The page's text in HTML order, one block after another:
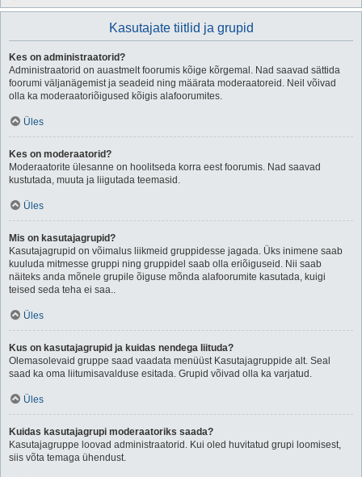
Kasutajate tiitlid ja grupid
Kes on administraatorid?
Administraatorid on auastmelt foorumis kõige kõrgemal. Nad saavad sättida
foorumi väljanägemist ja seadeid ning määrata moderaatoreid. Neil võivad
olla ka moderaatoriõigused kõigis alafoorumites.
Üles
Kes on moderaatorid?
Moderaatorite ülesanne on hoolitseda korra eest foorumis. Nad saavad
kustutada, muuta ja liigutada teemasid.
Üles
Mis on kasutajagrupid?
Kasutajagrupid on võimalus liikmeid gruppidesse jagada. Üks inimene saab
kuuluda mitmesse gruppi ning gruppidel saab olla eriõiguseid. Nii saab
näiteks anda mõnele grupile õiguse mõnda alafoorumite kasutada, kuigi
teised seda teha ei saa..
Üles
Kus on kasutajagrupid ja kuidas nendega liituda?
Olemasolevaid gruppe saad vaadata menüüst Kasutajagruppide alt. Seal
saad ka oma liitumisavalduse esitada. Grupid võivad olla ka varjatud.
Üles
Kuidas kasutajagrupi moderaatoriks saada?
Kasutajagruppe loovad administraatorid. Kui oled huvitatud grupi loomisest,
siis võta temaga ühendust.